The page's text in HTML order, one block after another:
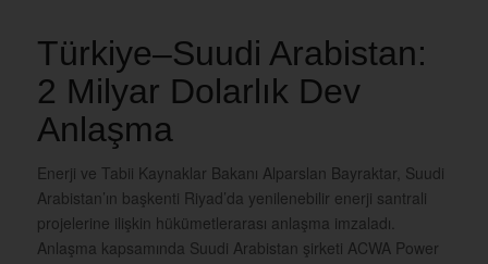
Türkiye–Suudi Arabistan:
2 Milyar Dolarlık Dev
Anlaşma
Enerji ve Tabii Kaynaklar Bakanı Alparslan Bayraktar, Suudi
Arabistan’ın başkenti Riyad’da yenilenebilir enerji santrali
projelerine ilişkin hükümetlerarası anlaşma imzaladı.
Anlaşma kapsamında Suudi Arabistan şirketi ACWA Power